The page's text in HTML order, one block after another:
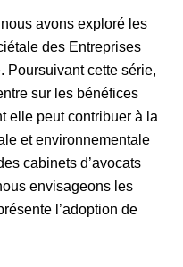
avons exploré les
des Entreprises
Poursuivant cette série,
sur les bénéfices
elle peut contribuer à la
et environnementale
cabinets d’avocats
envisageons les
l’adoption de